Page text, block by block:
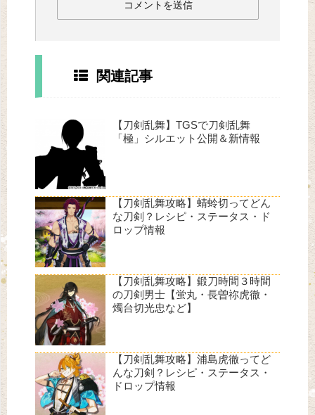
関連記事
【刀剣乱舞】TGSで刀剣乱舞
「極」シルエット公開＆新情報
【刀剣乱舞攻略】蜻蛉切ってどん
な刀剣？レシピ・ステータス・ド
ロップ情報
【刀剣乱舞攻略】鍛刀時間３時間
の刀剣男士【蛍丸・長曽祢虎徹・
燭台切光忠など】
【刀剣乱舞攻略】浦島虎徹ってど
んな刀剣？レシピ・ステータス・
ドロップ情報